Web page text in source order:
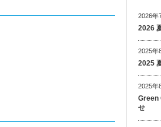
2026年
2026
2025年
2025
2025年
Green
せ